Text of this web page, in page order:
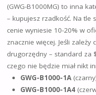
(GWG-B1000MG) to inna
– kupujesz rzadkość. Na tle
cenie wyniesie 10-20% w
znacznie więcej. Jeśli
drugorzędny – standard za
czego nie będzie miał nikt
GWG-B1000-1A
GWG-B1000-1A4